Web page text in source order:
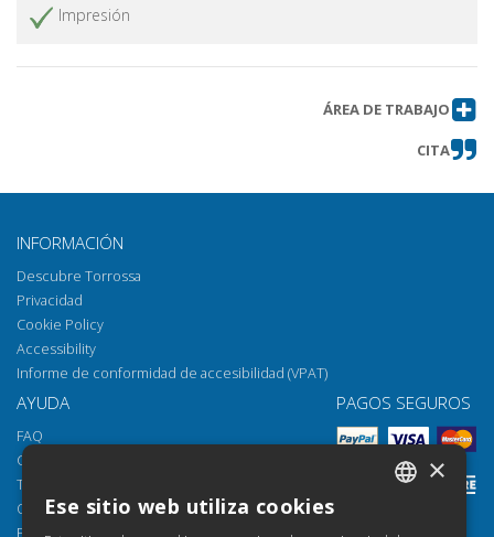
Impresión
ÁREA DE TRABAJO
CITA
INFORMACIÓN
Descubre Torrossa
Privacidad
Cookie Policy
Accessibility
Informe de conformidad de accesibilidad (VPAT)
AYUDA
FAQ
Cómo abrir los archivos
Torrossa Reader
Opciones de acceso
Email: helpdesk@torrossa.com
PAGOS SEGUROS
×
Ese sitio web utiliza cookies